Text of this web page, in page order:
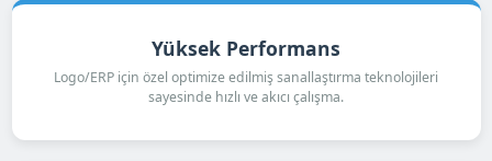
Yüksek Performans
Logo/ERP için özel optimize edilmiş sanallaştırma teknolojileri
sayesinde hızlı ve akıcı çalışma.